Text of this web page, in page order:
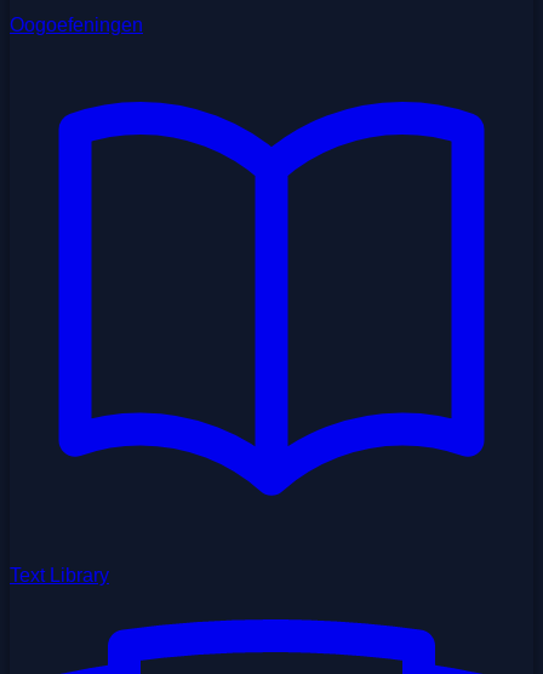
Oogoefeningen
Text Library